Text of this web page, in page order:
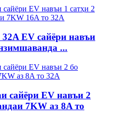
EV сайёри навъи
...
сайёри EV навъи 2
7KW аз 8A то